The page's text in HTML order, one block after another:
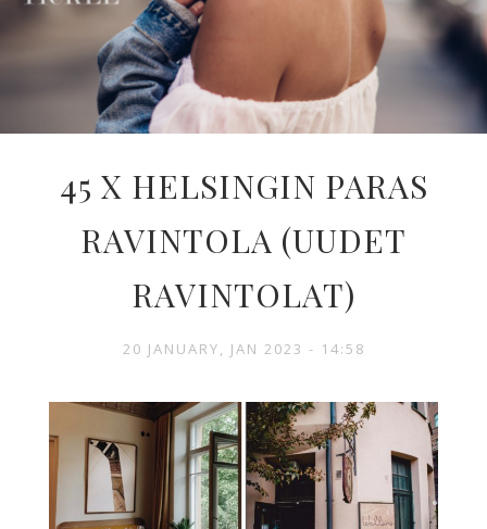
45 X HELSINGIN PARAS
RAVINTOLA (UUDET
RAVINTOLAT)
20 JANUARY, JAN 2023 - 14:58